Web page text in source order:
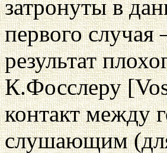
затронуты в
первого
результат
К.Фосслеру
контакт между
слушающим